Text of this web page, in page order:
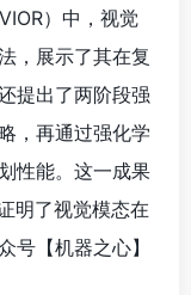
）中，视觉
，展示了其在复
提出了两阶段强
，再通过强化学
性能。这一成果
明了视觉模态在
号【机器之心】